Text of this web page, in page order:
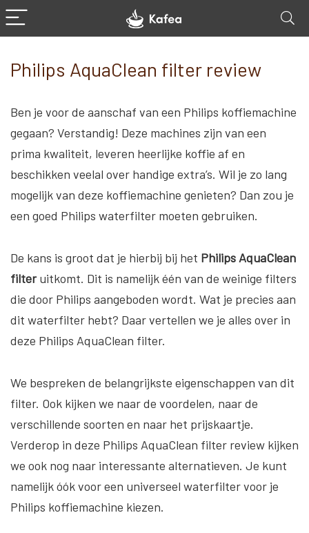
Philips AquaClean filter review
Ben je voor de aanschaf van een Philips koffiemachine
gegaan? Verstandig! Deze machines zijn van een
prima kwaliteit, leveren heerlijke koffie af en
beschikken veelal over handige extra’s. Wil je zo lang
mogelijk van deze koffiemachine genieten? Dan zou je
een goed Philips waterfilter moeten gebruiken.
De kans is groot dat je hierbij bij het Philips AquaClean
filteruitkomt. Dit is namelijk één van de weinige filters
die door Philips aangeboden wordt. Wat je precies aan
dit waterfilter hebt? Daar vertellen we je alles over in
deze Philips AquaClean filter.
We bespreken de belangrijkste eigenschappen van dit
filter. Ook kijken we naar de voordelen, naar de
verschillende soorten en naar het prijskaartje.
Verderop in deze Philips AquaClean filter review kijken
we ook nog naar interessante alternatieven. Je kunt
namelijk óók voor een universeel waterfilter voor je
Philips koffiemachine kiezen.